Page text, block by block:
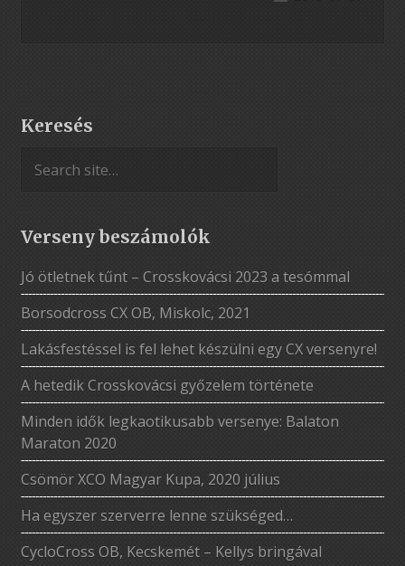
Keresés
Verseny beszámolók
Jó ötletnek tűnt – Crosskovácsi 2023 a tesómmal
Borsodcross CX OB, Miskolc, 2021
Lakásfestéssel is fel lehet készülni egy CX versenyre!
A hetedik Crosskovácsi győzelem története
Minden idők legkaotikusabb versenye: Balaton
Maraton 2020
Csömör XCO Magyar Kupa, 2020 július
Ha egyszer szerverre lenne szükséged…
CycloCross OB, Kecskemét – Kellys bringával